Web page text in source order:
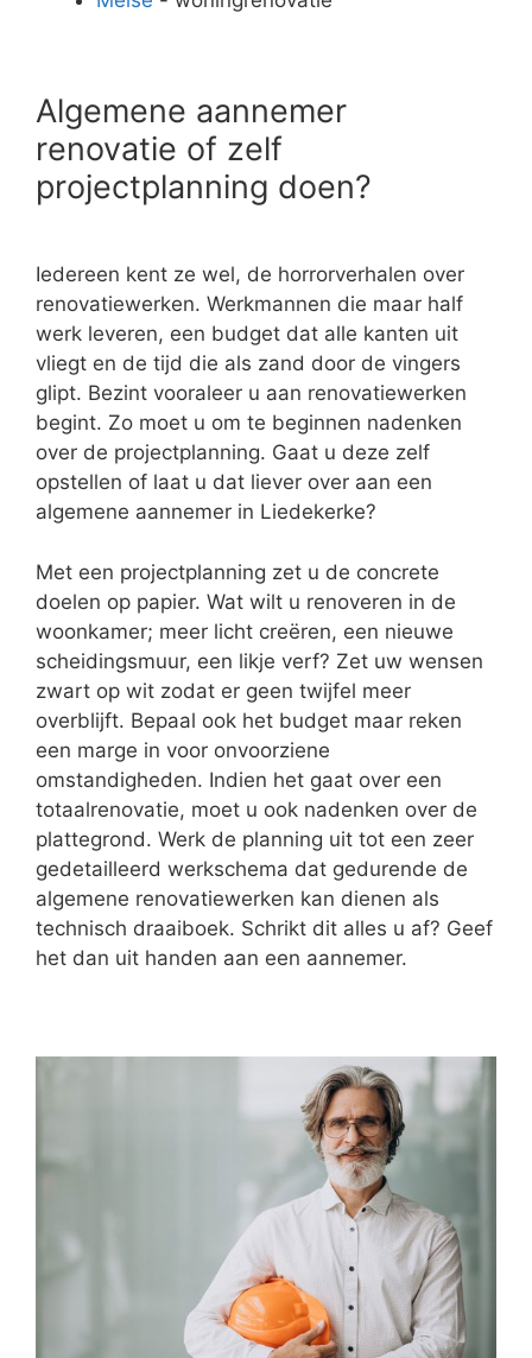
Algemene aannemer
renovatie of zelf
projectplanning doen?
Iedereen kent ze wel, de horrorverhalen over
renovatiewerken. Werkmannen die maar half
werk leveren, een budget dat alle kanten uit
vliegt en de tijd die als zand door de vingers
glipt. Bezint vooraleer u aan renovatiewerken
begint. Zo moet u om te beginnen nadenken
over de projectplanning. Gaat u deze zelf
opstellen of laat u dat liever over aan een
algemene aannemer in Liedekerke?
Met een projectplanning zet u de concrete
doelen op papier. Wat wilt u renoveren in de
woonkamer; meer licht creëren, een nieuwe
scheidingsmuur, een likje verf? Zet uw wensen
zwart op wit zodat er geen twijfel meer
overblijft. Bepaal ook het budget maar reken
een marge in voor onvoorziene
omstandigheden. Indien het gaat over een
totaalrenovatie, moet u ook nadenken over de
plattegrond. Werk de planning uit tot een zeer
gedetailleerd werkschema dat gedurende de
algemene renovatiewerken kan dienen als
technisch draaiboek. Schrikt dit alles u af? Geef
het dan uit handen aan een aannemer.